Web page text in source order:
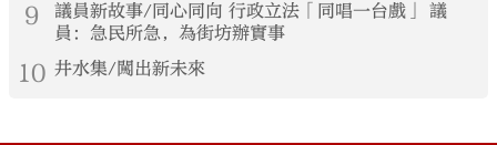
9
議員新故事/同心同向 行政立法「同唱一台戲」 議
員：急民所急，為街坊辦實事
10 井水集/闖出新未來